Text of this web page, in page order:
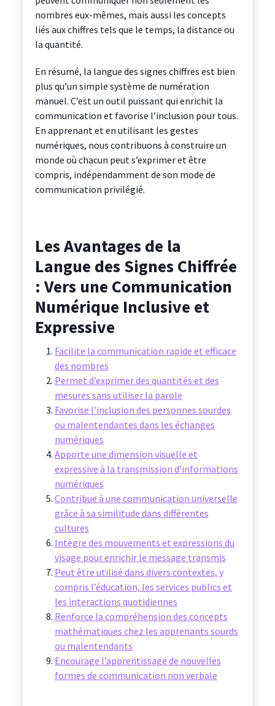
nombres eux-mêmes, mais aussi les concepts
liés aux chiffres tels que le temps, la distance ou
la quantité.
En résumé, la langue des signes chiffres est bien
plus qu’un simple système de numération
manuel. C’est un outil puissant qui enrichit la
communication et favorise l’inclusion pour tous.
En apprenant et en utilisant les gestes
numériques, nous contribuons à construire un
monde où chacun peut s’exprimer et être
compris, indépendamment de son mode de
communication privilégié.
Les Avantages de la
Langue des Signes Chiffrée
: Vers une Communication
Numérique Inclusive et
Expressive
Facilite la communication rapide et efficace
des nombres
Permet d’exprimer des quantités et des
mesures sans utiliser la parole
Favorise l’inclusion des personnes sourdes
ou malentendantes dans les échanges
numériques
Apporte une dimension visuelle et
expressive à la transmission d’informations
numériques
Contribue à une communication universelle
grâce à sa similitude dans différentes
cultures
Intègre des mouvements et expressions du
visage pour enrichir le message transmis
Peut être utilisé dans divers contextes, y
compris l’éducation, les services publics et
les interactions quotidiennes
Renforce la compréhension des concepts
mathématiques chez les apprenants sourds
ou malentendants
Encourage l’apprentissage de nouvelles
formes de communication non verbale